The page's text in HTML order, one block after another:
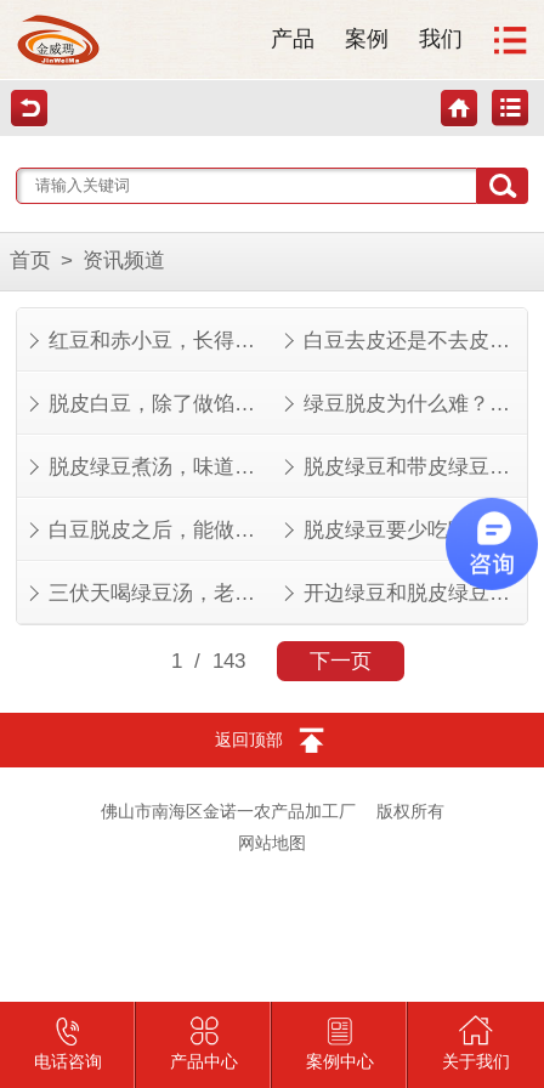
产品 案例 我们
首页 > 资讯频道
红豆和赤小豆，长得像但不是一回事 白豆去皮还是不去皮？看完这几点就知道了
脱皮白豆，除了做馅还能做什么？ 绿豆脱皮为什么难？看完就知道了
脱皮绿豆煮汤，味道其实不一样 脱皮绿豆和带皮绿豆，功效差在哪？
白豆脱皮之后，能做的菜比想象中多 脱皮绿豆要少吃吗？看人看量
三伏天喝绿豆汤，老一辈的讲究有道理 开边绿豆和脱皮绿豆，叫法不同，东西一样
1/ 143 下一页
返回顶部
佛山市南海区金诺一农产品加工厂
版权所有
网站地图
电话咨询 产品中心 案例中心 关于我们